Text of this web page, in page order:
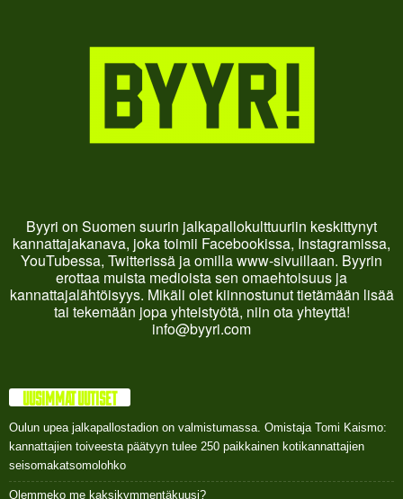
Byyri on Suomen suurin jalkapallokulttuuriin keskittynyt
kannattajakanava, joka toimii Facebookissa, Instagramissa,
YouTubessa, Twitterissä ja omilla www-sivuillaan. Byyrin
erottaa muista medioista sen omaehtoisuus ja
kannattajalähtöisyys. Mikäli olet kiinnostunut tietämään lisää
tai tekemään jopa yhteistyötä, niin ota yhteyttä!
info@byyri.com
UUSIMMAT UUTISET
Oulun upea jalkapallostadion on valmistumassa. Omistaja Tomi Kaismo:
kannattajien toiveesta päätyyn tulee 250 paikkainen kotikannattajien
seisomakatsomolohko
Olemmeko me kaksikymmentäkuusi?